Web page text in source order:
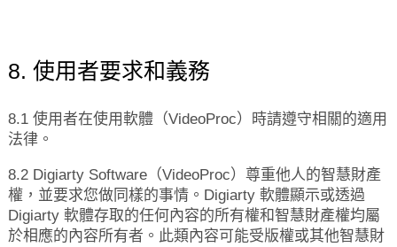
8. 使用者要求和義務
8.1 使用者在使用軟體（VideoProc）時請遵守相關的適用
法律。
8.2 Digiarty Software（VideoProc）尊重他人的智慧財產
權，並要求您做同樣的事情。Digiarty 軟體顯示或透過
Digiarty 軟體存取的任何內容的所有權和智慧財產權均屬
於相應的內容所有者。此類內容可能受版權或其他智慧財